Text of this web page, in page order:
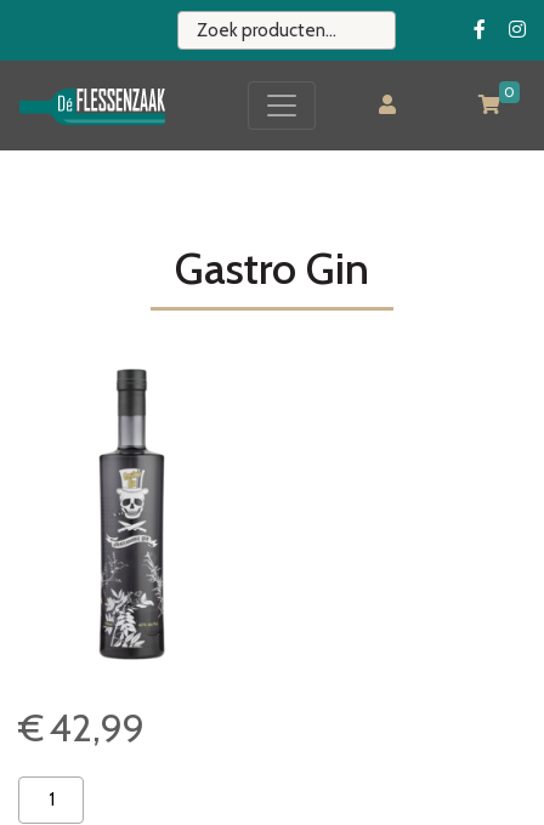
0
Gastro Gin
€42,99
Gastro
Gin